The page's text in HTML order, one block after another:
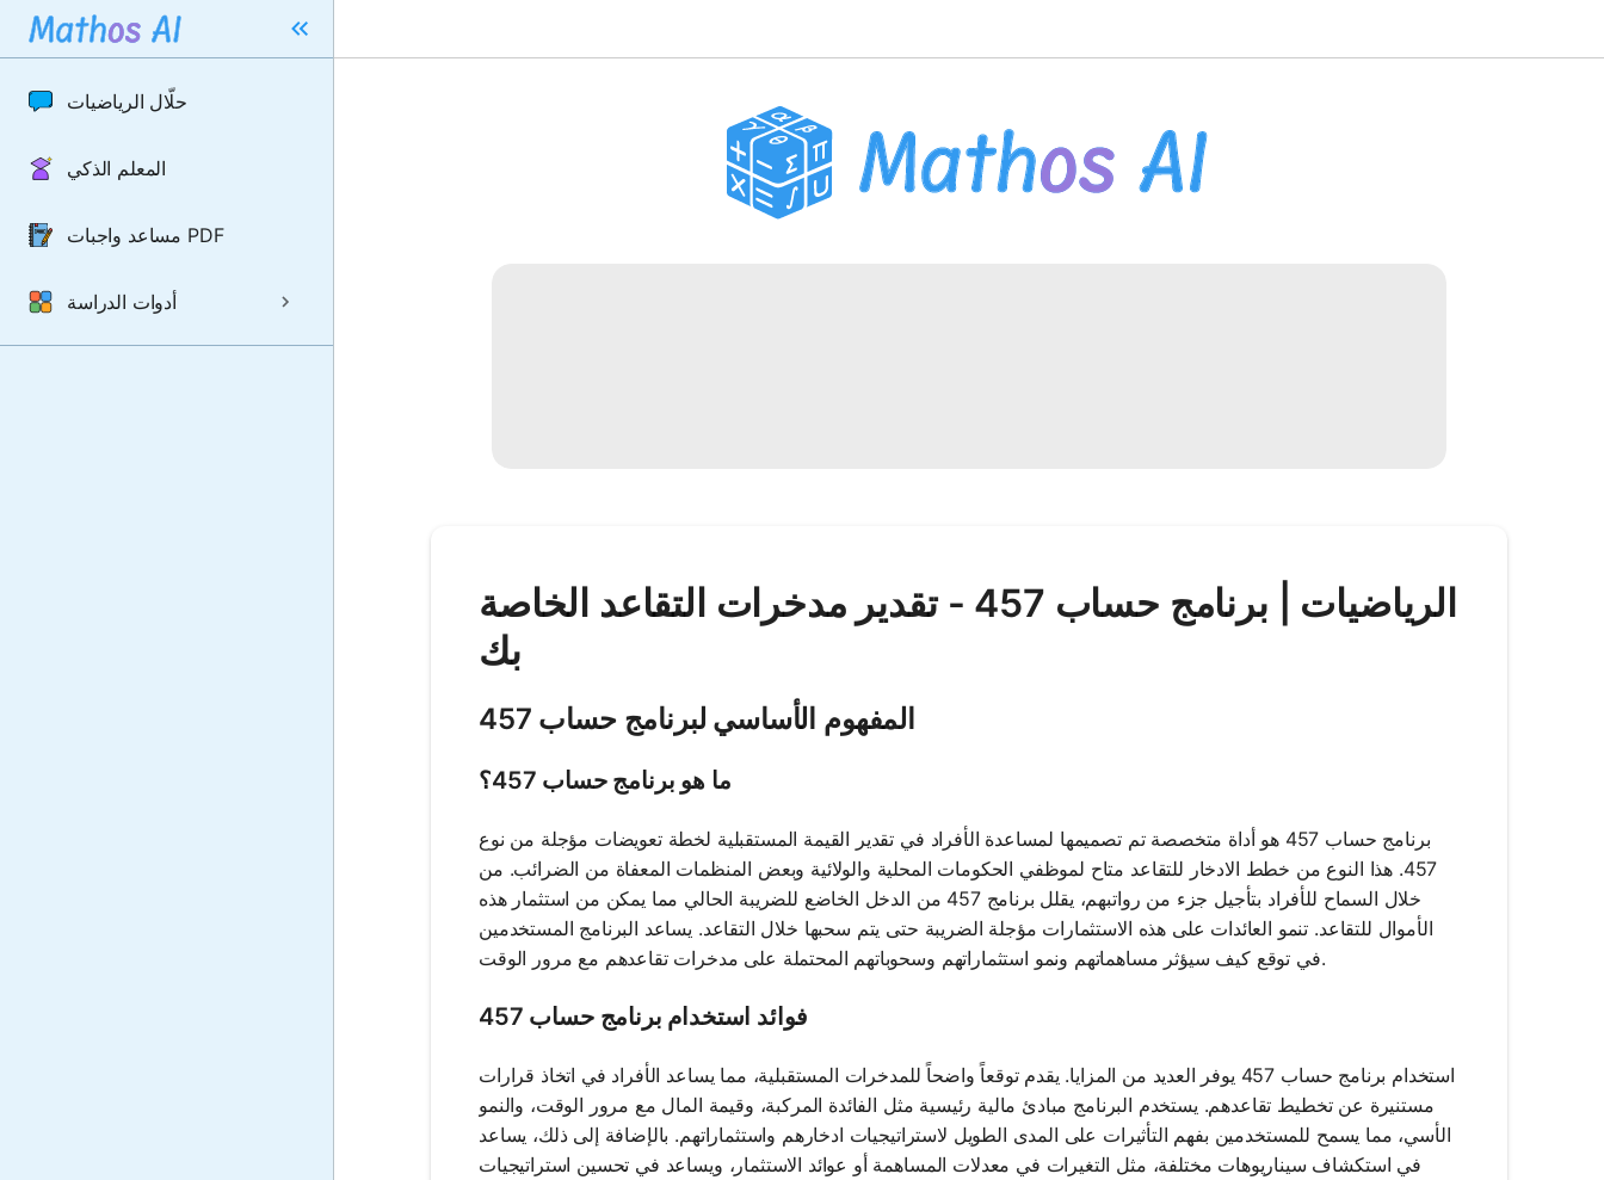
حلّال الرياضيات
المعلم الذكي
مساعد واجبات PDF
أدوات الدراسة
الرياضيات | برنامج حساب 457 - تقدير مدخرات التقاعد الخاصة
بك
المفهوم الأساسي لبرنامج حساب 457
ما هو برنامج حساب 457؟
برنامج حساب 457 هو أداة متخصصة تم تصميمها لمساعدة الأفراد في تقدير القيمة المستقبلية لخطة تعويضات مؤجلة من نوع
457. هذا النوع من خطط الادخار للتقاعد متاح لموظفي الحكومات المحلية والولائية وبعض المنظمات المعفاة من الضرائب. من
خلال السماح للأفراد بتأجيل جزء من رواتبهم، يقلل برنامج 457 من الدخل الخاضع للضريبة الحالي مما يمكن من استثمار هذه
الأموال للتقاعد. تنمو العائدات على هذه الاستثمارات مؤجلة الضريبة حتى يتم سحبها خلال التقاعد. يساعد البرنامج المستخدمين
في توقع كيف سيؤثر مساهماتهم ونمو استثماراتهم وسحوباتهم المحتملة على مدخرات تقاعدهم مع مرور الوقت.
فوائد استخدام برنامج حساب 457
استخدام برنامج حساب 457 يوفر العديد من المزايا. يقدم توقعاً واضحاً للمدخرات المستقبلية، مما يساعد الأفراد في اتخاذ قرارات
مستنيرة عن تخطيط تقاعدهم. يستخدم البرنامج مبادئ مالية رئيسية مثل الفائدة المركبة، وقيمة المال مع مرور الوقت، والنمو
الأسي، مما يسمح للمستخدمين بفهم التأثيرات على المدى الطويل لاستراتيجيات ادخارهم واستثماراتهم. بالإضافة إلى ذلك، يساعد
في استكشاف سيناريوهات مختلفة، مثل التغيرات في معدلات المساهمة أو عوائد الاستثمار، ويساعد في تحسين استراتيجيات